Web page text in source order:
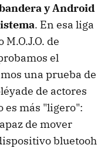
y Android
. En esa liga
de
el
una prueba de
de actores
es más "ligero":
de mover
bluetooh